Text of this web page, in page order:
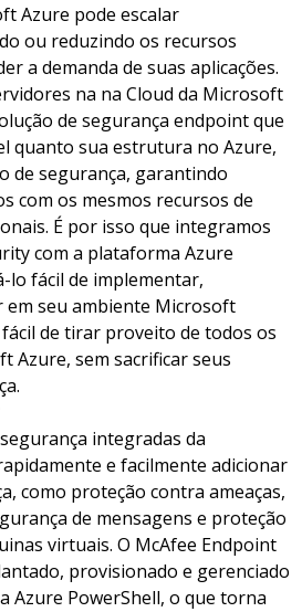
Azure pode escalar
ou reduzindo os recursos
a demanda de suas aplicações.
na na Cloud da Microsoft
de segurança endpoint que
quanto sua estrutura no Azure,
de segurança, garantindo
com os mesmos recursos de
É por isso que integramos
com a plataforma Azure
lo fácil de implementar,
seu ambiente Microsoft
de tirar proveito de todos os
Azure, sem sacrificar seus
integradas da
e facilmente adicionar
como proteção contra ameaças,
de mensagens e proteção
virtuais. O McAfee Endpoint
provisionado e gerenciado
Azure PowerShell, o que torna